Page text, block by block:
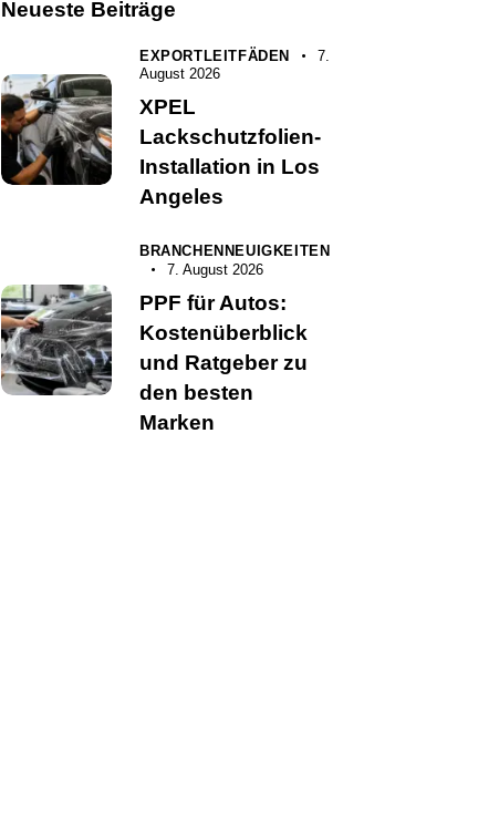
Neueste Beiträge
EXPORTLEITFÄDEN
7.
August 2026
XPEL
Lackschutzfolien-
Installation in Los
Angeles
BRANCHENNEUIGKEITEN
7. August 2026
PPF für Autos:
Kostenüberblick
und Ratgeber zu
den besten
Marken